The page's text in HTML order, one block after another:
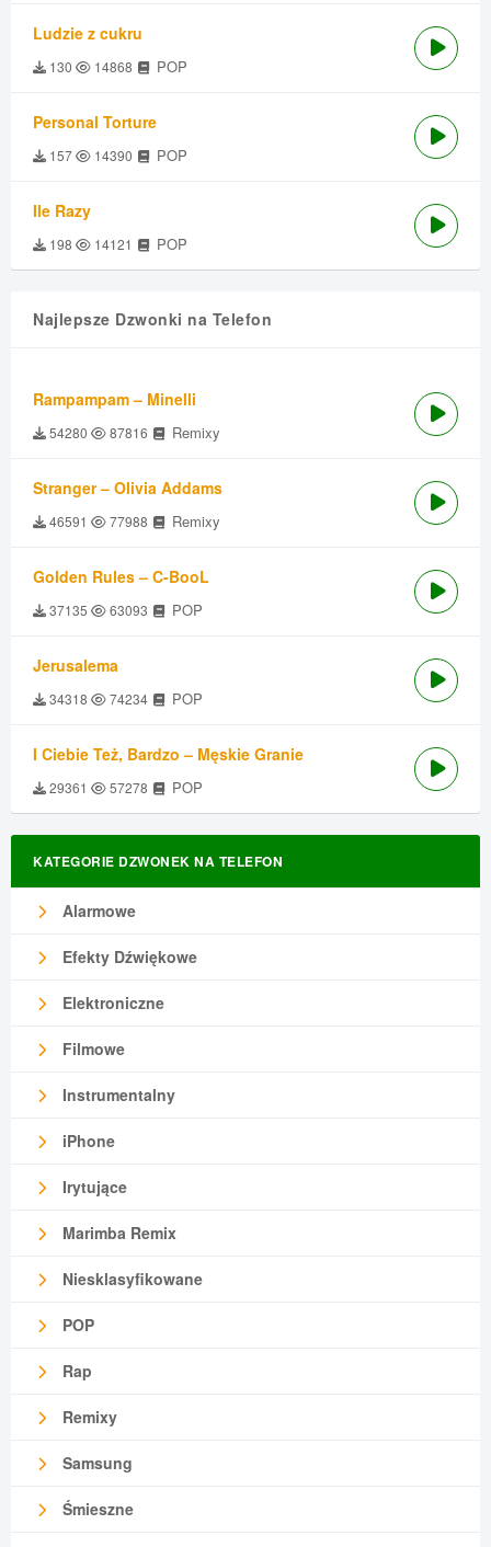
Ludzie z cukru
130 14868 POP
Personal Torture
157 14390 POP
Ile Razy
198 14121 POP
Najlepsze Dzwonki na Telefon
Rampampam – Minelli
54280 87816 Remixy
Stranger – Olivia Addams
46591 77988 Remixy
Golden Rules – C-BooL
37135 63093 POP
Jerusalema
34318 74234 POP
I Ciebie Też, Bardzo – Męskie Granie
29361 57278 POP
KATEGORIE DZWONEK NA TELEFON
Alarmowe
Efekty Dźwiękowe
Elektroniczne
Filmowe
Instrumentalny
iPhone
Irytujące
Marimba Remix
Niesklasyfikowane
POP
Rap
Remixy
Samsung
Śmieszne